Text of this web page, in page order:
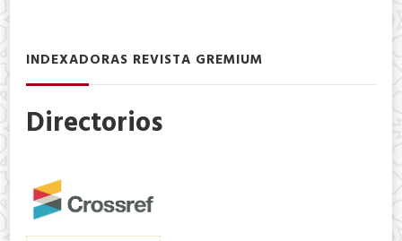
INDEXADORAS REVISTA GREMIUM
Directorios